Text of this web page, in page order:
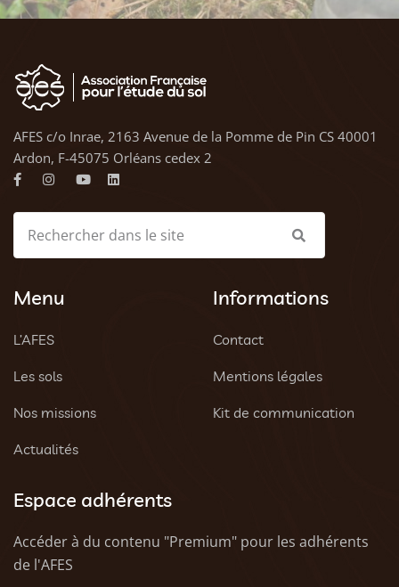
AFES c/o Inrae, 2163 Avenue de la Pomme de Pin CS 40001
Ardon, F-45075 Orléans cedex 2
Menu
L’AFES
Les sols
Nos missions
Actualités
Informations
Contact
Mentions légales
Kit de communication
Espace adhérents
Accéder à du contenu "Premium" pour les adhérents
de l'AFES